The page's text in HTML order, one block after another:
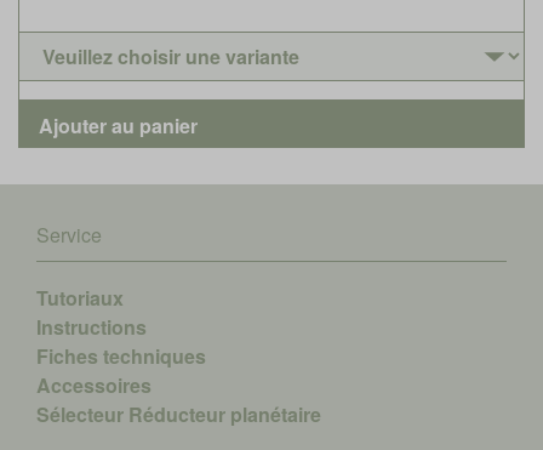
Service
Tutoriaux
Instructions
Fiches techniques
Accessoires
Sélecteur Réducteur planétaire